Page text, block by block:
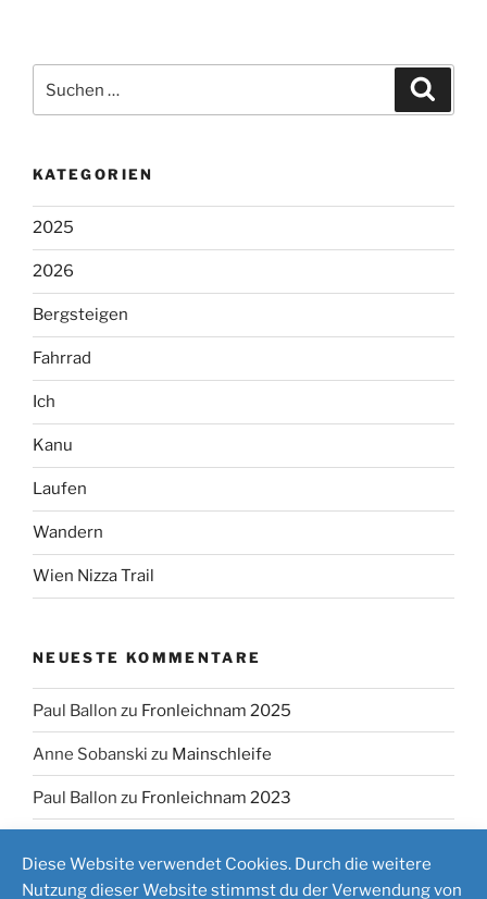
nach:
KATEGORIEN
2025
2026
Bergsteigen
Fahrrad
Ich
Kanu
Laufen
Wandern
Wien Nizza Trail
NEUESTE KOMMENTARE
Paul Ballon zu Fronleichnam 2025
Anne Sobanski zu Mainschleife
Paul Ballon zu Fronleichnam 2023
Diese Website verwendet Cookies. Durch die weitere
Nutzung dieser Website stimmst du der Verwendung von